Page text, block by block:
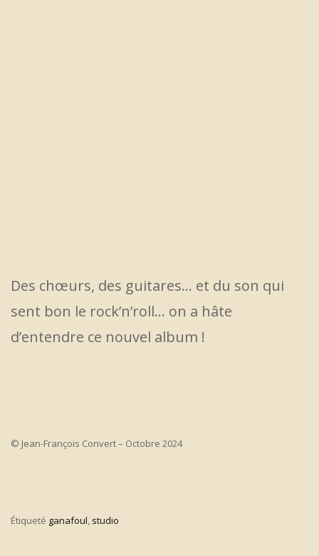
Des chœurs, des guitares… et du son qui
sent bon le rock’n’roll… on a hâte
d’entendre ce nouvel album !
© Jean-François Convert – Octobre 2024
Étiqueté ganafoul, studio